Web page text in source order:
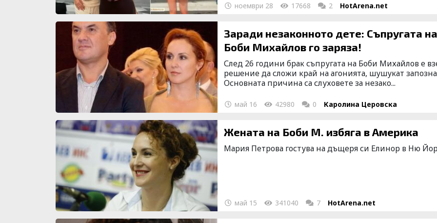
ноември 28 17668 2 HotArena.net
Заради незаконното дете: Съпругата на
Боби Михайлов го заряза!
След 26 години брак съпругата на Боби Михайлов е
решение да сложи край на агонията, шушукат
Основната причина са слуховете за незако...
май 16 42980 0 Каролина Церовска
Жената на Боби М. избяга в Америка
Мария Петрова гостува на дъщеря си Елинор в Ню
май 15 341040 7 HotArena.net